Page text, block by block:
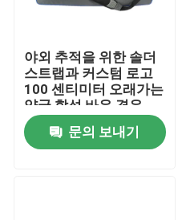
야외 추적을 위한 솔더
스트랩과 커스텀 로고
100 센티미터 오래가는
양궁 합성 바우 경우
문의 보내기